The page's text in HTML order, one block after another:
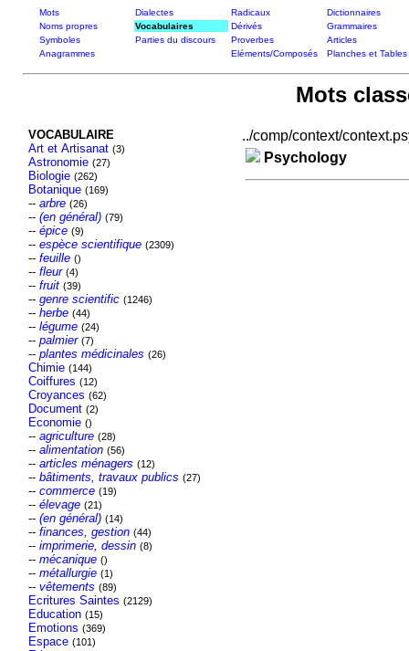
Mots Dialectes Radicaux
Dictionnaires
Noms propres
Vocabulaires Dérivés
Grammaires
Symboles
Parties du discours Proverbes
Articles
Anagrammes
Eléments/Composés Planches et Tables
Mots
VOCABULAIRE
Art et Artisanat (3)
Astronomie (27)
Biologie (262)
Botanique (169)
-- arbre (26)
-- (en général) (79)
-- épice (9)
-- espèce scientifique (2309)
-- feuille ()
-- fleur (4)
-- fruit (39)
-- genre scientific (1246)
-- herbe (44)
-- légume (24)
-- palmier (7)
-- plantes médicinales (26)
Chimie (144)
Coiffures (12)
Croyances (62)
Document (2)
Economie ()
-- agriculture (28)
-- alimentation (56)
-- articles ménagers (12)
-- bâtiments, travaux publics (27)
-- commerce (19)
-- élevage (21)
-- (en général) (14)
-- finances, gestion (44)
-- imprimerie, dessin (8)
-- mécanique ()
-- métallurgie (1)
-- vêtements (89)
Ecritures Saintes (2129)
Education (15)
Emotions (369)
Espace (101)
../comp/context/
Psychology